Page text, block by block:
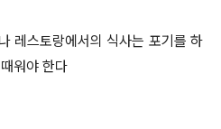
레스토랑에서의 식사는 포기를 하
워야 한다